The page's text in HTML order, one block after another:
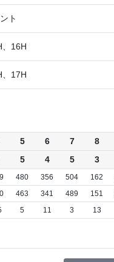
ト
、16H
、17H
5 6 7 8
5 4 5 3
480 356 504 162
463 341 489 151
5 11 3 13